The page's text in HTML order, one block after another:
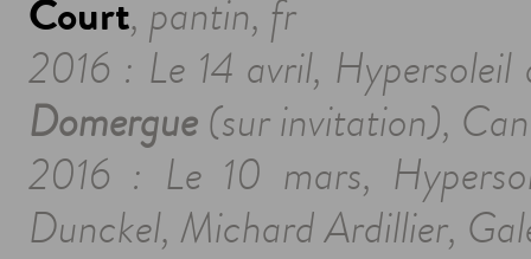
Court, pantin, fr
2016 : Le 14 avril,
Domergue (sur invitation),
2016 : Le 10 mars,
Dunckel, Michard Ardillier,